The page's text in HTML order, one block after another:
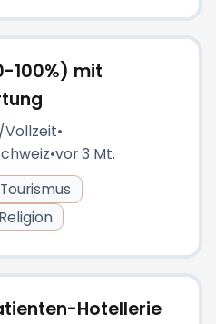
100%) mit
•
•vor 3 Mt.
Tourismus
Religion
Hotellerie